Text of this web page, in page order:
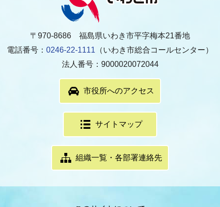
〒970-8686 福島県いわき市平字梅本21番地
電話番号： 0246-22-1111 （いわき市総合コールセンター）
法人番号：9000020072044
市役所へのアクセス
サイトマップ
組織一覧・各部署連絡先